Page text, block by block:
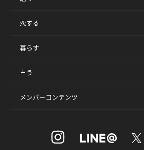
恋する
暮らす
占う
メンバーコンテンツ